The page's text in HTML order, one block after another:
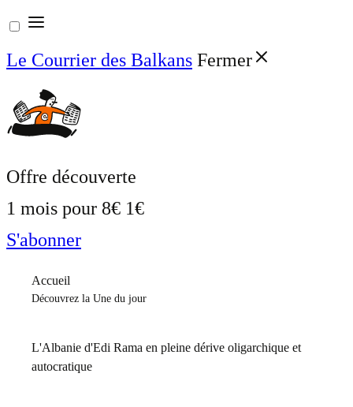
Aller
au
contenu
Le Courrier des Balkans Fermer
Offre découverte
1 mois pour 8€ 1€
S'abonner
Accueil
Découvrez la Une du jour
L'Albanie d'Edi Rama en pleine dérive oligarchique et
autocratique